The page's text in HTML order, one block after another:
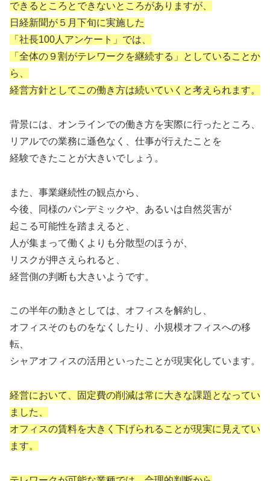
できるところとできないところがありますが、
日経新聞が５月下旬に実施した
「社長100人アンケート」では、
「全体の９割がテレワークを継続する」としていることか
ら、
経営方針としてこの働き方は続いていくと考えられます。
背景には、オンラインでの働き方を実際に行ったところ、
リアルでの業務に遜色なく、仕事が行えたことを
経験できたことが大きいでしょう。
また、事業継続性の観点から、
今後、同様のパンデミックや、あるいは自然災害が
起こる可能性を踏まえると、
人が集まって働くよりも分散型のほうが、
リスクが押さえられると、
経営側の判断も大きいようです。
この半年の動きとしては、オフィスを解約し、
オフィスそのものをなくしたり、小規模オフィスへの移
転、
シャアオフィスの活用といったことが現実化しています。
経営において、固定費の削減は常に大きな課題となってい
ました、
オフィスの賃料を大きく下げられることが現実に見えてい
ます。